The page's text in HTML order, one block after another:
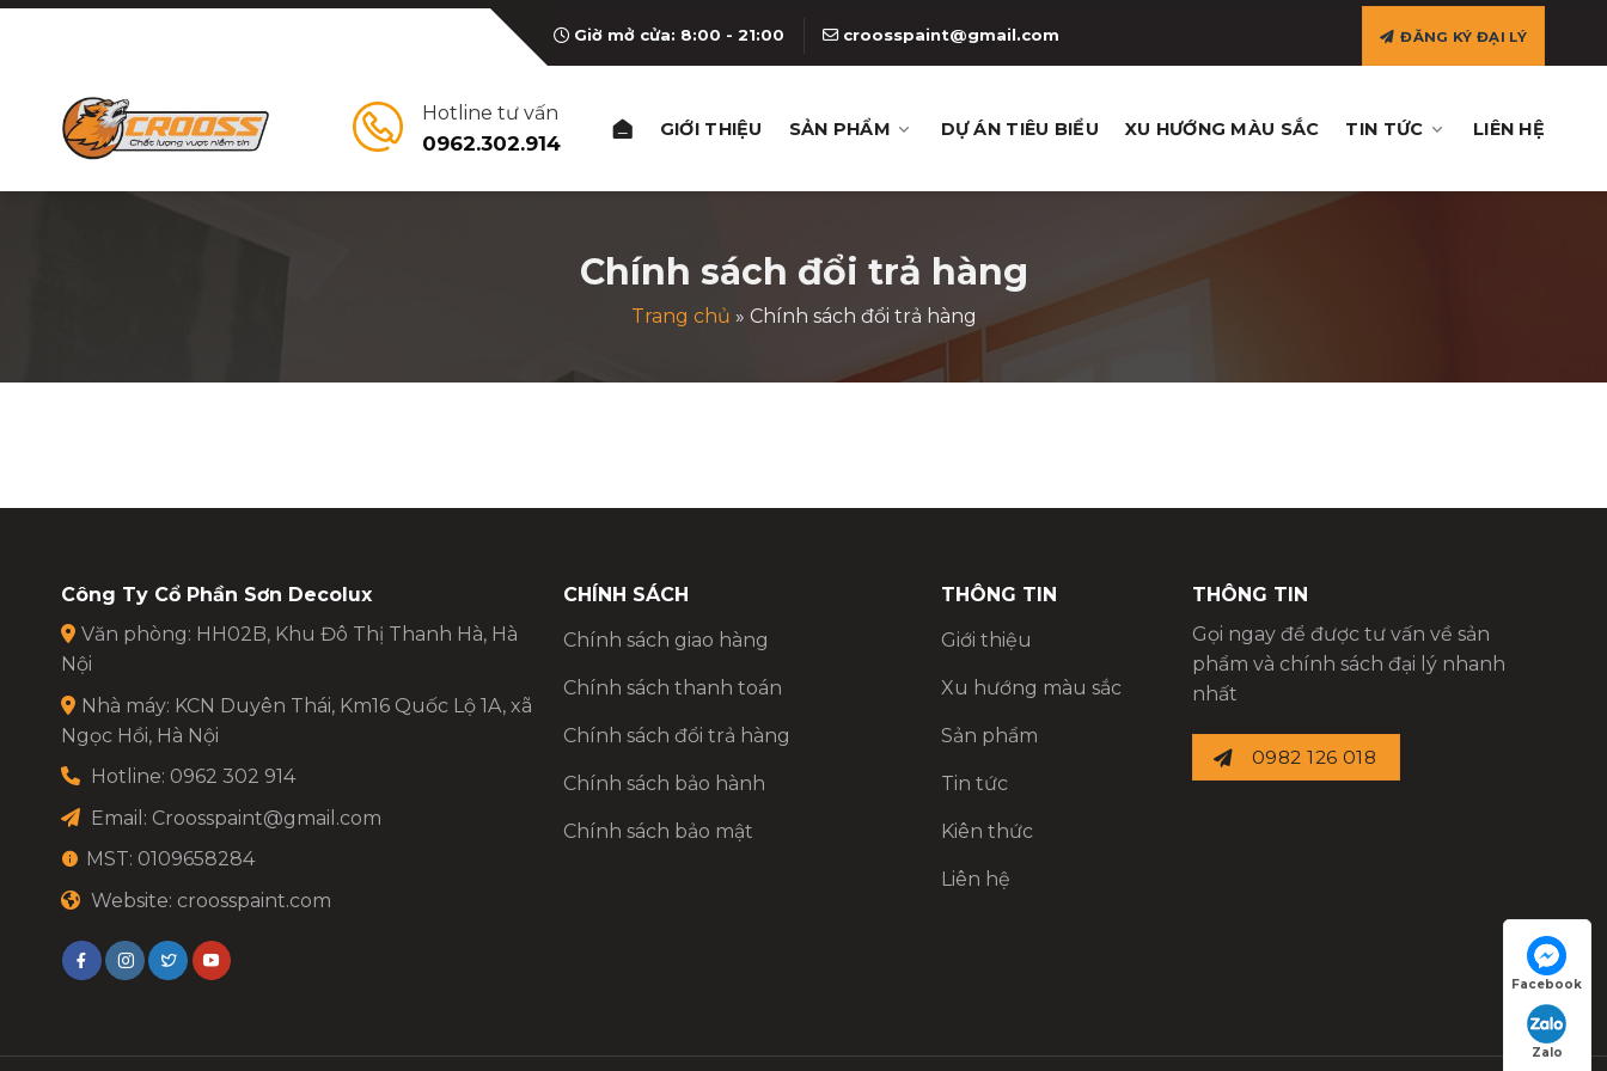
Bỏ
Giờ mở cửa: 8:00 - 21:00 croosspaint@gmail.com ĐĂNG KÝ ĐẠI LÝ
Hotline tư vấn
0962.302.914
GIỚI THIỆU SẢN PHẨM DỰ ÁN TIÊU BIỂU XU HƯỚNG MÀU SẮC TIN TỨC LIÊN HỆ
Chính sách đổi trả hàng
Trang chủ » Chính sách đổi trả hàng
Công Ty Cổ Phần Sơn Decolux
Văn phòng: HH02B, Khu Đô Thị Thanh Hà, Hà
Nội
Nhà máy: KCN Duyên Thái, Km16 Quốc Lộ 1A, xã
Ngọc Hồi, Hà Nội
Hotline: 0962 302 914
Email: Croosspaint@gmail.com
MST: 0109658284
Website: croosspaint.com
CHÍNH SÁCH
Chính sách giao hàng
Chính sách thanh toán
Chính sách đổi trả hàng
Chính sách bảo hành
Chính sách bảo mật
THÔNG TIN
Giới thiệu
Xu hướng màu sắc
Sản phẩm
Tin tức
Kiên thức
Liên hệ
THÔNG TIN
Gọi ngay để được tư vấn về sản
phẩm và chính sách đại lý nhanh
nhất
0982 126 018
Facebook
Zalo